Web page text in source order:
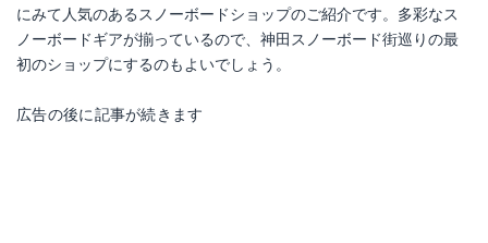
にみて人気のあるスノーボードショップのご紹介です。多彩なス
ノーボードギアが揃っているので、神田スノーボード街巡りの最
初のショップにするのもよいでしょう。
広告の後に記事が続きます